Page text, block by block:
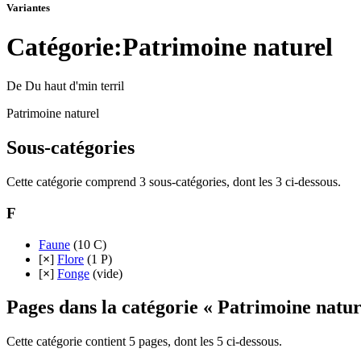
Variantes
Catégorie:Patrimoine naturel
De Du haut d'min terril
Patrimoine naturel
Sous-catégories
Cette catégorie comprend 3 sous-catégories, dont les 3 ci-dessous.
F
Faune (10 C)
[×] Flore (1 P)
[×] Fonge (vide)
Pages dans la catégorie « Patrimoine
Cette catégorie contient 5 pages, dont les 5 ci-dessous.